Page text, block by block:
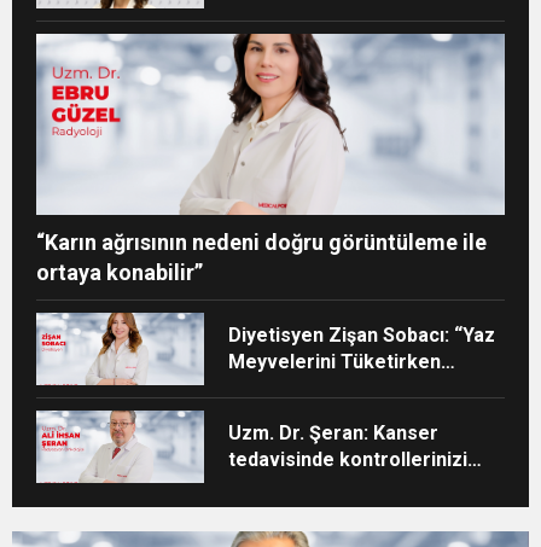
“Karın ağrısının nedeni doğru görüntüleme ile
ortaya konabilir”
Diyetisyen Zişan Sobacı: “Yaz
Meyvelerini Tüketirken
Uzm. Dr. Şeran: Kanser
tedavisinde kontrollerinizi